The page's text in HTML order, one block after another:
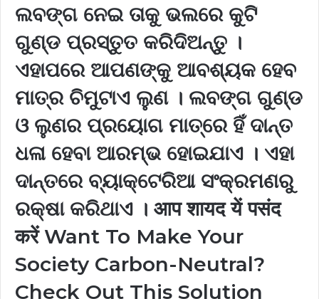
ଲବଙ୍ଗ ନେଇ ତାକୁ ଭଲରେ କୁଟି
ଗୁଣ୍ଡ ପ୍ରସ୍ତୁତ କରିଦିଅନ୍ତୁ ।
ଏହାପରେ ଆପଣଙ୍କୁ ଆବଶ୍ୟକ ହେବ
ମାତ୍ର ଚିମୁଟାଏ ଲୁଣ । ଲବଙ୍ଗ ଗୁଣ୍ଡ
ଓ ଲୁଣର ପ୍ରୟୋଗ ମାତ୍ରେ ହିଁ ଦାନ୍ତ
ଧଳା ହେବା ଆରମ୍ଭ ହୋଇଯାଏ । ଏହା
ଦାନ୍ତରେ ବ୍ୟାକ୍ଟେରିଆ ସଂକ୍ରମଣରୁ
ରକ୍ଷା କରିଥାଏ । आप शायद यें पसंद
करें Want To Make Your
Society Carbon-Neutral?
Check Out This Solution